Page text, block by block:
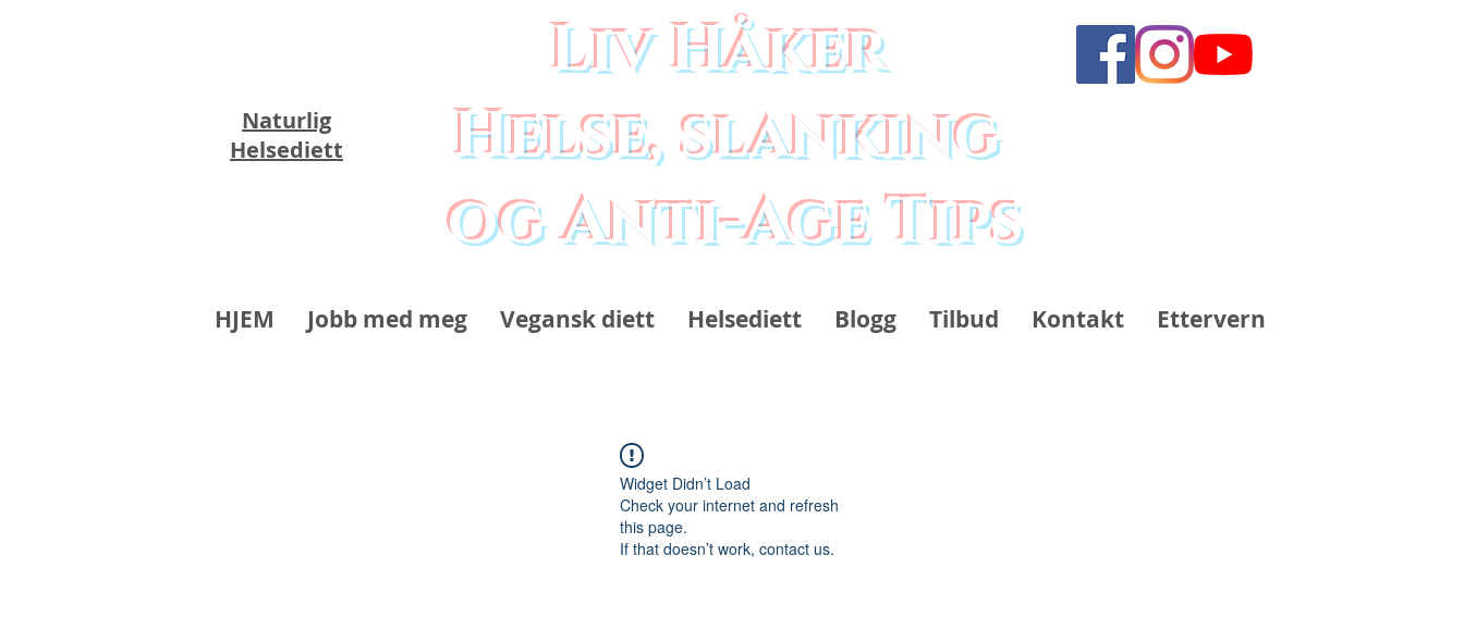
Liv Håker
Helse, slanking
og Anti-Age Tips
Naturlig
Helsediett
HJEM Jobb med meg Vegansk diett Helsediett Blogg Tilbud Kontakt Ettervern
Widget Didn’t Load
Check your internet and refresh
this page.
If that doesn’t work, contact us.